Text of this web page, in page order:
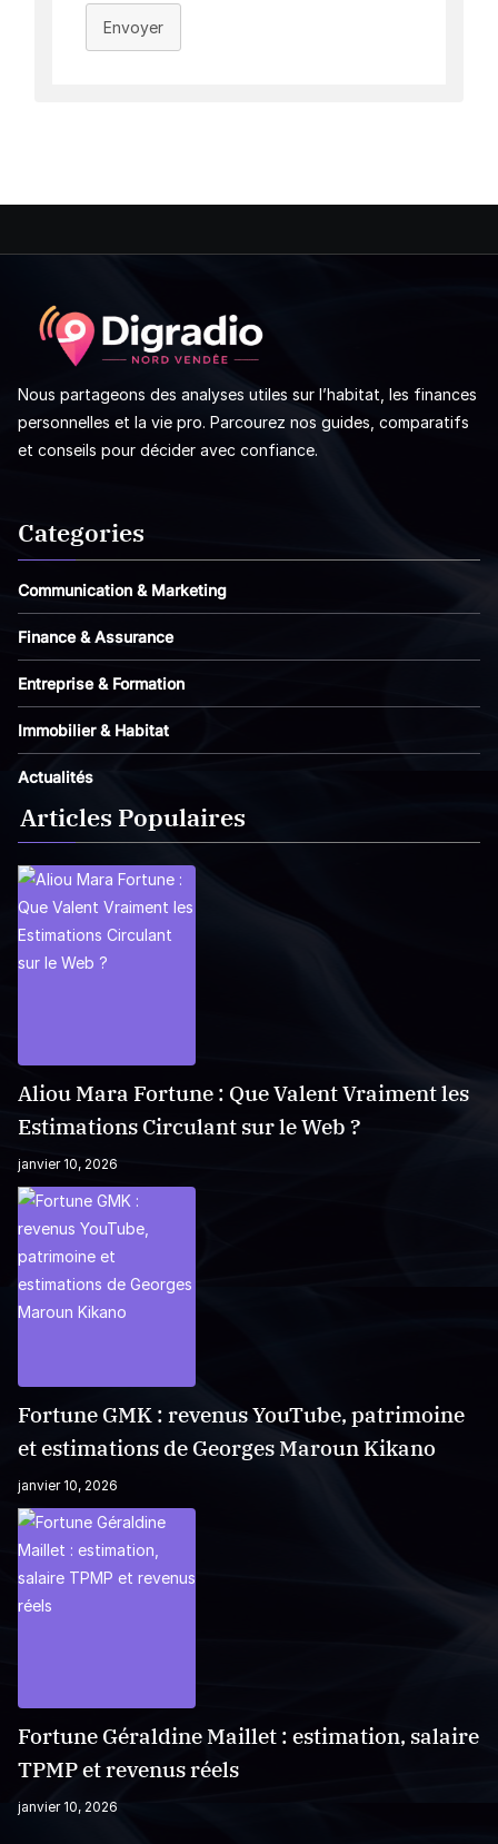
Envoyer
Nous partageons des analyses utiles sur l’habitat, les finances
personnelles et la vie pro. Parcourez nos guides, comparatifs
et conseils pour décider avec confiance.
Categories
Communication & Marketing
Finance & Assurance
Entreprise & Formation
Immobilier & Habitat
Actualités
Articles Populaires
Aliou Mara Fortune : Que Valent Vraiment les
Estimations Circulant sur le Web ?
janvier 10, 2026
Fortune GMK : revenus YouTube, patrimoine
et estimations de Georges Maroun Kikano
janvier 10, 2026
Fortune Géraldine Maillet : estimation, salaire
TPMP et revenus réels
janvier 10, 2026